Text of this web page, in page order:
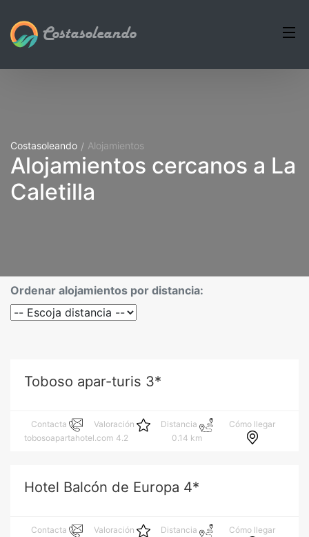
Costasoleando
Costasoleando Alojamientos
Alojamientos cercanos a La
Caletilla
Ordenar alojamientos por distancia:
Toboso apar-turis 3*
Contacta
tobosoapartahotel.com
Valoración
4.2
Distancia
0.14 km
Cómo llegar
Hotel Balcón de Europa 4*
Contacta
Valoración
Distancia
Cómo llegar